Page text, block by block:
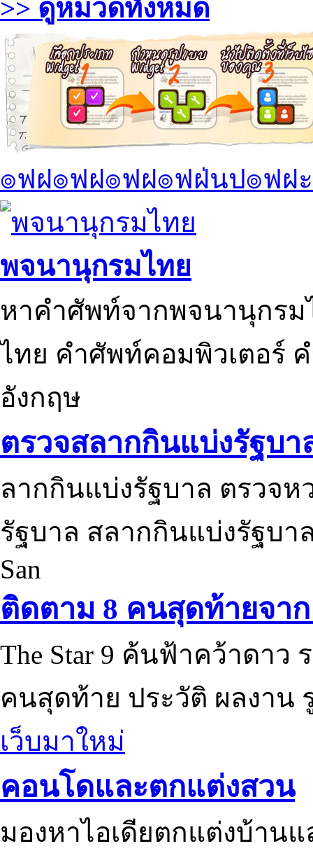
>> ดูหมวดทั้งหมด
๏ฟฝ๏ฟฝ๏ฟฝ๏ฟฝ่นป๏ฟฝ
พจนานุกรมไทย
หาคำศัพท์จากพจนานุกรม
ไทย คำศัพท์คอมพิวเตอร์
อังกฤษ
ตรวจสลากกินแบ่งรัฐบา
ลากกินแบ่งรัฐบาล ตรวจ
รัฐบาล สลากกินแบ่งรัฐบา
San
ติดตาม 8 คนสุดท้ายจาก
The Star 9 ค้นฟ้าคว้าดาว
คนสุดท้าย ประวัติ ผลงาน
เว็บมาใหม่
คอนโดและตกแต่งสวน
มองหาไอเดียตกแต่งบ้าน